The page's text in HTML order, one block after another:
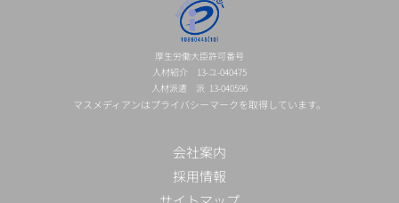
厚生労働大臣許可番号
人材紹介 13-ユ-040475
人材派遣 派 13-040596
マスメディアンはプライバシーマークを取得しています。
会社案内
採用情報